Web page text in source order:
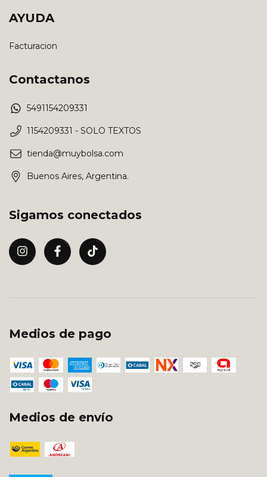
AYUDA
Facturacion
Contactanos
5491154209331
1154209331 - SOLO TEXTOS
tienda@muybolsa.com
Buenos Aires, Argentina.
Sigamos conectados
Medios de pago
Medios de envío